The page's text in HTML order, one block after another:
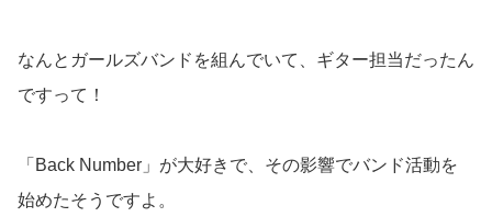
なんとガールズバンドを組んでいて、ギター担当だったん
ですって！
「Back Number」が大好きで、その影響でバンド活動を
始めたそうですよ。